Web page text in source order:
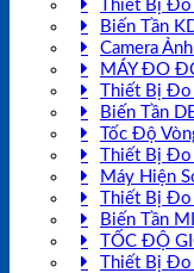
Thiết Bị
Biến Tần
Camera
MÁY ĐO
Thiết Bị
Biến Tần
Tốc Độ
Thiết Bị
Máy Hiện
Thiết Bị
Biến Tần
TỐC ĐỘ
Thiết Bị Đo